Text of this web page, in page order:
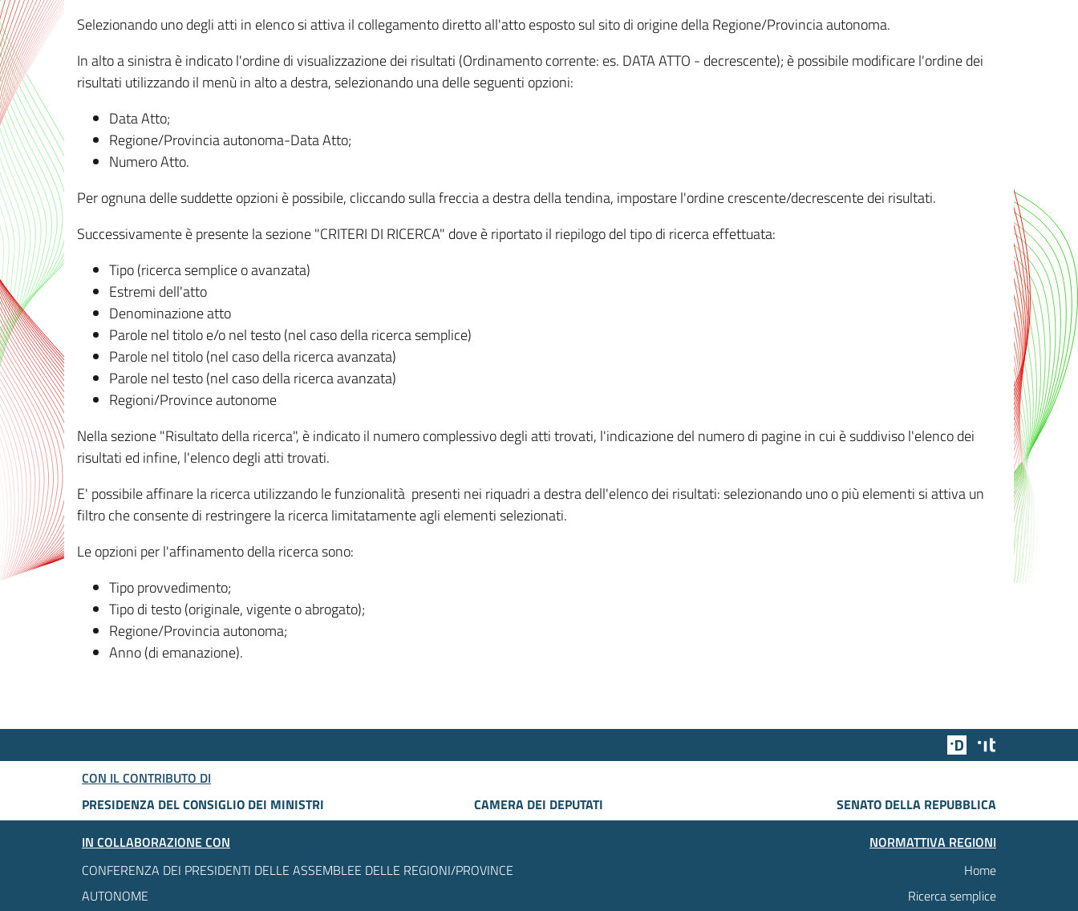
Selezionando uno degli atti in elenco si attiva il collegamento diretto all'atto esposto sul sito di origine della Regione/Provincia autonoma.
In alto a sinistra è indicato l'ordine di visualizzazione dei risultati (Ordinamento corrente: es. DATA ATTO - decrescente); è possibile modificare l'ordine dei
risultati utilizzando il menù in alto a destra, selezionando una delle seguenti opzioni:
Data Atto;
Regione/Provincia autonoma-Data Atto;
Numero Atto.
Per ognuna delle suddette opzioni è possibile, cliccando sulla freccia a destra della tendina, impostare l'ordine crescente/decrescente dei risultati.
Successivamente è presente la sezione "CRITERI DI RICERCA" dove è riportato il riepilogo del tipo di ricerca effettuata:
Tipo (ricerca semplice o avanzata)
Estremi dell'atto
Denominazione atto
Parole nel titolo e/o nel testo (nel caso della ricerca semplice)
Parole nel titolo (nel caso della ricerca avanzata)
Parole nel testo (nel caso della ricerca avanzata)
Regioni/Province autonome
Nella sezione "Risultato della ricerca", è indicato il numero complessivo degli atti trovati, l'indicazione del numero di pagine in cui è suddiviso l'elenco dei
risultati ed infine, l'elenco degli atti trovati.
E' possibile affinare la ricerca utilizzando le funzionalità presenti nei riquadri a destra dell'elenco dei risultati: selezionando uno o più elementi si attiva un
filtro che consente di restringere la ricerca limitatamente agli elementi selezionati.
Le opzioni per l'affinamento della ricerca sono:
Tipo provvedimento;
Tipo di testo (originale, vigente o abrogato);
Regione/Provincia autonoma;
Anno (di emanazione).
Team Digitale
CON IL CONTRIBUTO DI
PRESIDENZA DEL CONSIGLIO DEI MINISTRI
CAMERA DEI DEPUTATI
SENATO DELLA REPUBBLICA
IN COLLABORAZIONE CON
CONFERENZA DEI PRESIDENTI DELLE ASSEMBLEE DELLE REGIONI/PROVINCE
AUTONOME
NORMATTIVA REGIONI
Home
Ricerca semplice